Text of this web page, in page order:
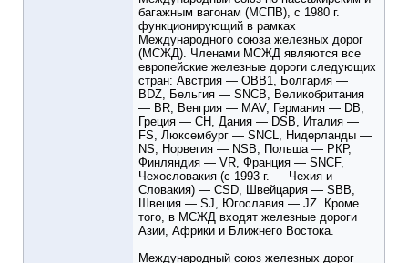
багажным вагонам (МСПВ), с 1980 г.
функционирующий в рамках
Международного союза железных дорог
(МСЖД). Членами МСЖД являются все
европейские железные дороги следующих
стран: Австрия — ОВВ1, Болгария —
BDZ, Бельгия — SNCB, Великобритания
— BR, Венгрия — MAV, Германия — DB,
Греция — СН, Дания — DSB, Италия —
FS, Люксембург — SNCL, Нидерланды —
NS, Норвегия — NSB, Польша — РКР,
Финляндия — VR, Франция — SNCF,
Чехословакия (с 1993 г. — Чехия и
Словакия) — CSD, Швейцария — SBB,
Швеция — SJ, Югославия — JZ. Кроме
того, в МСЖД входят железные дороги
Азии, Африки и Ближнего Востока.
Международный союз железных дорог